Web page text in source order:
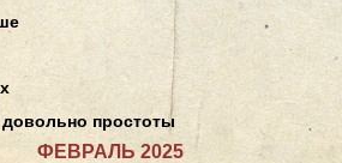
простоты
ФЕВРАЛЬ 2025